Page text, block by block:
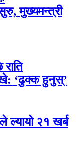
सुरु, मुख्यमन्त्री
‘ढुक्क हुनुस्’
ल्यायो २१ खर्ब